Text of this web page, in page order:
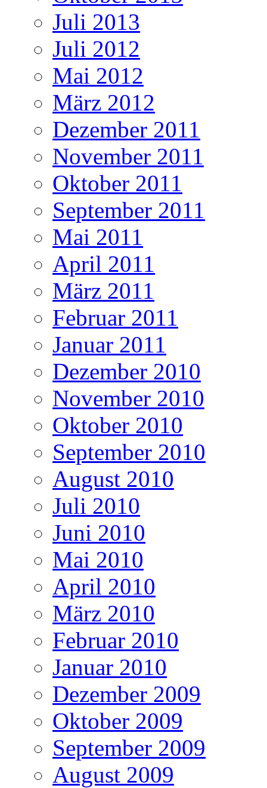
Juli 2013
Juli 2012
Mai 2012
März 2012
Dezember 2011
November 2011
Oktober 2011
September 2011
Mai 2011
April 2011
März 2011
Februar 2011
Januar 2011
Dezember 2010
November 2010
Oktober 2010
September 2010
August 2010
Juli 2010
Juni 2010
Mai 2010
April 2010
März 2010
Februar 2010
Januar 2010
Dezember 2009
Oktober 2009
September 2009
August 2009